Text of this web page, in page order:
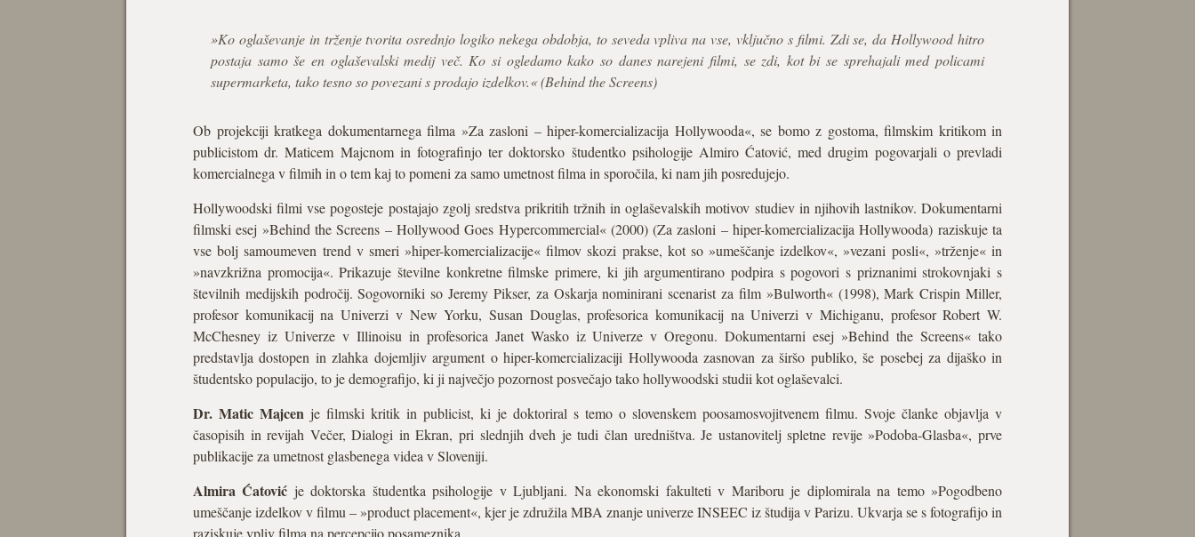
»Ko oglaševanje in trženje tvorita osrednjo logiko nekega obdobja, to seveda vpliva na vse, vključno s filmi. Zdi se, da Hollywood hitro
postaja samo še en oglaševalski medij več. Ko si ogledamo kako so danes narejeni filmi, se zdi, kot bi se sprehajali med policami
supermarketa, tako tesno so povezani s prodajo izdelkov.« (Behind the Screens)
Ob projekciji kratkega dokumentarnega filma »Za zasloni – hiper-komercializacija Hollywooda«, se bomo z gostoma, filmskim kritikom in
publicistom dr. Maticem Majcnom in fotografinjo ter doktorsko študentko psihologije Almiro Ćatović, med drugim pogovarjali o prevladi
komercialnega v filmih in o tem kaj to pomeni za samo umetnost filma in sporočila, ki nam jih posredujejo.
Hollywoodski filmi vse pogosteje postajajo zgolj sredstva prikritih tržnih in oglaševalskih motivov studiev in njihovih lastnikov. Dokumentarni
filmski esej »Behind the Screens – Hollywood Goes Hypercommercial« (2000) (Za zasloni – hiper-komercializacija Hollywooda) raziskuje ta
vse bolj samoumeven trend v smeri »hiper-komercializacije« filmov skozi prakse, kot so »umeščanje izdelkov«, »vezani posli«, »trženje« in
»navzkrižna promocija«. Prikazuje številne konkretne filmske primere, ki jih argumentirano podpira s pogovori s priznanimi strokovnjaki s
številnih medijskih področij. Sogovorniki so Jeremy Pikser, za Oskarja nominirani scenarist za film »Bulworth« (1998), Mark Crispin Miller,
profesor komunikacij na Univerzi v New Yorku, Susan Douglas, profesorica komunikacij na Univerzi v Michiganu, profesor Robert W.
McChesney iz Univerze v Illinoisu in profesorica Janet Wasko iz Univerze v Oregonu. Dokumentarni esej »Behind the Screens« tako
predstavlja dostopen in zlahka dojemljiv argument o hiper-komercializaciji Hollywooda zasnovan za širšo publiko, še posebej za dijaško in
študentsko populacijo, to je demografijo, ki ji največjo pozornost posvečajo tako hollywoodski studii kot oglaševalci.
Dr. Matic Majcen je filmski kritik in publicist, ki je doktoriral s temo o slovenskem poosamosvojitvenem filmu. Svoje članke objavlja v
časopisih in revijah Večer, Dialogi in Ekran, pri slednjih dveh je tudi član uredništva. Je ustanovitelj spletne revije »Podoba-Glasba«, prve
publikacije za umetnost glasbenega videa v Sloveniji.
Almira Ćatović je doktorska študentka psihologije v Ljubljani. Na ekonomski fakulteti v Mariboru je diplomirala na temo »Pogodbeno
umeščanje izdelkov v filmu – »product placement«, kjer je združila MBA znanje univerze INSEEC iz študija v Parizu. Ukvarja se s fotografijo in
raziskuje vpliv filma na percepcijo posameznika.